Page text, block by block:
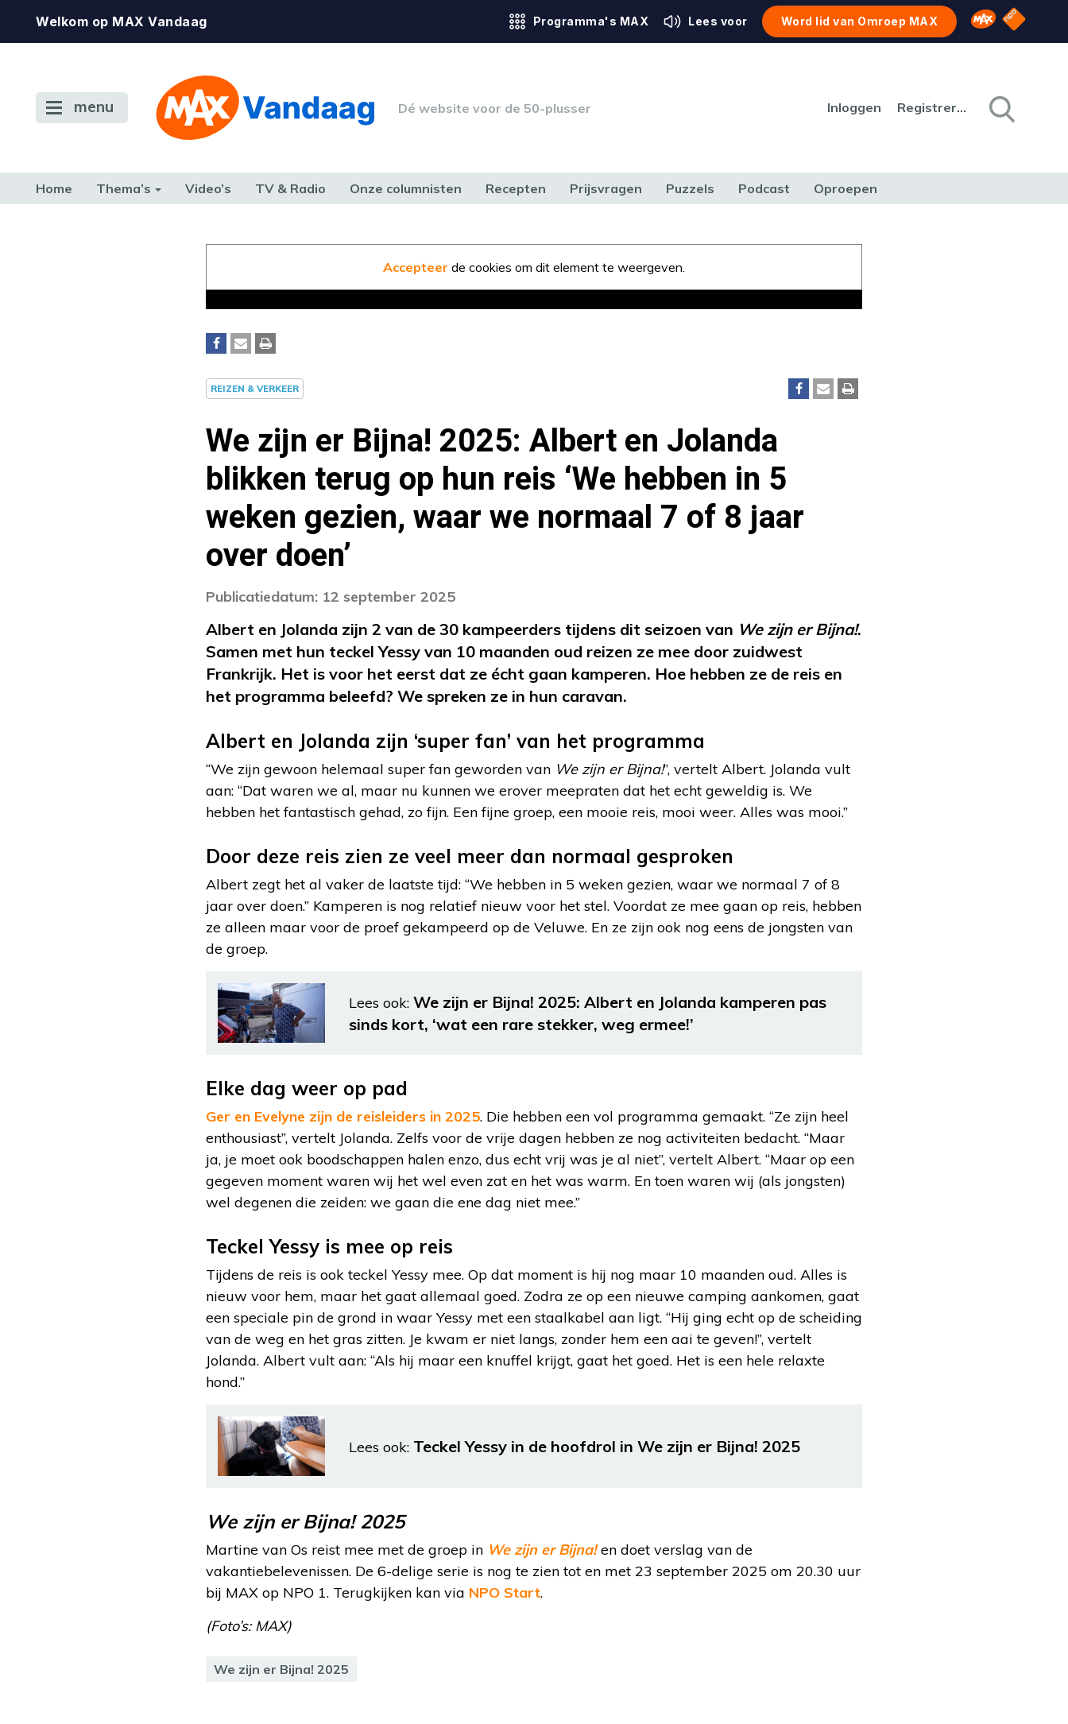
Welkom op MAX Vandaag Programma's MAX Lees voor Word lid van Omroep MAX Omroep MAX
NPO
menu Dé website voor de 50-plusser Inloggen Registreren
Home Thema’s Video’s TV & Radio Onze columnisten Recepten Prijsvragen Puzzels Podcast Oproepen
Accepteer de cookies om dit element te weergeven.
REIZEN & VERKEER
We zijn er Bijna! 2025: Albert en Jolanda
blikken terug op hun reis ‘We hebben in 5
weken gezien, waar we normaal 7 of 8 jaar
over doen’
Publicatiedatum: 12 september 2025
Albert en Jolanda zijn 2 van de 30 kampeerders tijdens dit seizoen van We zijn er Bijna!.
Samen met hun teckel Yessy van 10 maanden oud reizen ze mee door zuidwest
Frankrijk. Het is voor het eerst dat ze écht gaan kamperen. Hoe hebben ze de reis en
het programma beleefd? We spreken ze in hun caravan.
Albert en Jolanda zijn ‘super fan’ van het programma
“We zijn gewoon helemaal super fan geworden van We zijn er Bijna!”, vertelt Albert. Jolanda vult
aan: “Dat waren we al, maar nu kunnen we erover meepraten dat het echt geweldig is. We
hebben het fantastisch gehad, zo fijn. Een fijne groep, een mooie reis, mooi weer. Alles was mooi.”
Door deze reis zien ze veel meer dan normaal gesproken
Albert zegt het al vaker de laatste tijd: “We hebben in 5 weken gezien, waar we normaal 7 of 8
jaar over doen.” Kamperen is nog relatief nieuw voor het stel. Voordat ze mee gaan op reis, hebben
ze alleen maar voor de proef gekampeerd op de Veluwe. En ze zijn ook nog eens de jongsten van
de groep.
Lees ook: We zijn er Bijna! 2025: Albert en Jolanda kamperen pas
sinds kort, ‘wat een rare stekker, weg ermee!’
Elke dag weer op pad
Ger en Evelyne zijn de reisleiders in 2025. Die hebben een vol programma gemaakt. “Ze zijn heel
enthousiast”, vertelt Jolanda. Zelfs voor de vrije dagen hebben ze nog activiteiten bedacht. “Maar
ja, je moet ook boodschappen halen enzo, dus echt vrij was je al niet”, vertelt Albert. “Maar op een
gegeven moment waren wij het wel even zat en het was warm. En toen waren wij (als jongsten)
wel degenen die zeiden: we gaan die ene dag niet mee.”
Teckel Yessy is mee op reis
Tijdens de reis is ook teckel Yessy mee. Op dat moment is hij nog maar 10 maanden oud. Alles is
nieuw voor hem, maar het gaat allemaal goed. Zodra ze op een nieuwe camping aankomen, gaat
een speciale pin de grond in waar Yessy met een staalkabel aan ligt. “Hij ging echt op de scheiding
van de weg en het gras zitten. Je kwam er niet langs, zonder hem een aai te geven!”, vertelt
Jolanda. Albert vult aan: “Als hij maar een knuffel krijgt, gaat het goed. Het is een hele relaxte
hond.”
Lees ook: Teckel Yessy in de hoofdrol in We zijn er Bijna! 2025
We zijn er Bijna! 2025
Martine van Os reist mee met de groep in We zijn er Bijna!en doet verslag van de
vakantiebelevenissen. De 6-delige serie is nog te zien tot en met 23 september 2025 om 20.30 uur
bij MAX op NPO 1. Terugkijken kan via NPO Start.
(Foto’s: MAX)
We zijn er Bijna! 2025